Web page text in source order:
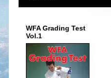
WFA Grading Test
Vol.1